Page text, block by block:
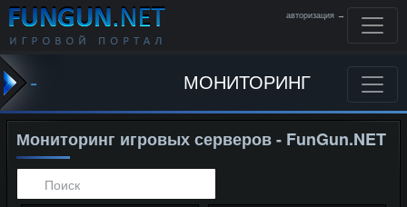
авторизация →
- МОНИТОРИНГ
Мониторинг игровых серверов - FunGun.NET